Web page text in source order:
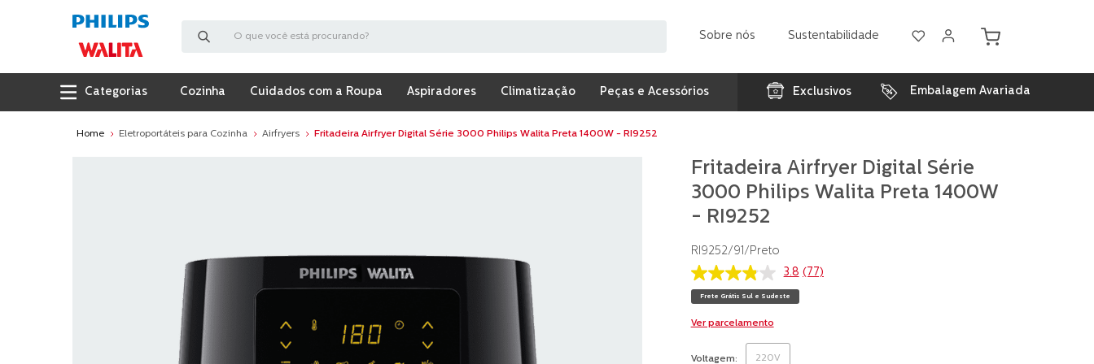
Sobre nós Sustentabilidade
Cozinha Cuidados com a Roupa Aspiradores Climatização Peças e Acessórios Exclusivos Embalagem Avariada
Eletroportáteis para Cozinha Airfryers Fritadeira Airfryer Digital Série 3000 Philips Walita Preta 1400W - RI9252
Fritadeira Airfryer Digital Série
3000 Philips Walita Preta 1400W
- RI9252
RI9252/91/Preto
3.8
de
5
estrelas,
valor
de
3.8 (77)
Frete Grátis Sul e Sudeste
Ver parcelamento
Voltagem 220V